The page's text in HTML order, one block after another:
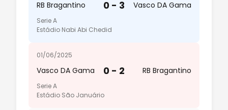
RB Bragantino 0 - 3 Vasco DA Gama
Serie A
Estádio Nabi Abi Chedid
01/06/2025
Vasco DA Gama 0 - 2 RB Bragantino
Serie A
Estádio São Januário